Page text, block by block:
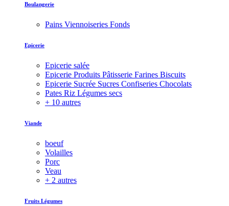
Boulangerie
Pains Viennoiseries Fonds
Epicerie
Epicerie salée
Epicerie Produits Pâtisserie Farines Biscuits
Epicerie Sucrée Sucres Confiseries Chocolats
Pates Riz Légumes secs
+ 10 autres
Viande
boeuf
Volailles
Porc
Veau
+ 2 autres
Fruits Légumes